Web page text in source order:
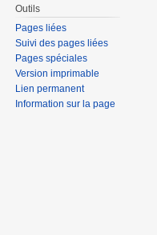
Outils
Pages liées
Suivi des pages liées
Pages spéciales
Version imprimable
Lien permanent
Information sur la page